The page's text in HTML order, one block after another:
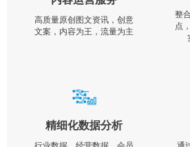
高质量原创图文资讯，创意
文案，内容为王，流量为主
整
点
精细化数据分析